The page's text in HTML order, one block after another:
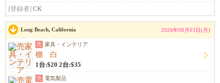
[登録者] CK
Long Beach, California 2026年08月03日(月)
売 家具・インテリア
棚 白
1台:$20 2台:$35
売 電気製品